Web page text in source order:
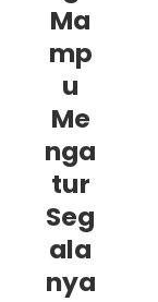
Ma
mp
u
Me
nga
tur
Seg
ala
nya